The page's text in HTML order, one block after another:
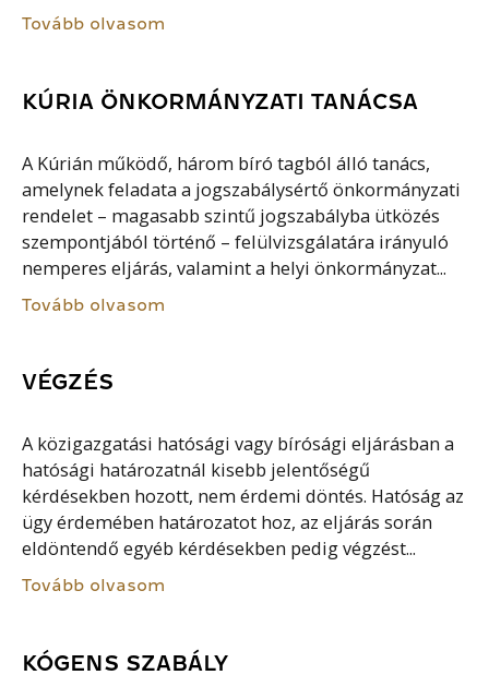
Tovább olvasom
KÚRIA ÖNKORMÁNYZATI TANÁCSA
A Kúrián működő, három bíró tagból álló tanács,
amelynek feladata a jogszabálysértő önkormányzati
rendelet – magasabb szintű jogszabályba ütközés
szempontjából történő – felülvizsgálatára irányuló
nemperes eljárás, valamint a helyi önkormányzat...
Tovább olvasom
VÉGZÉS
A közigazgatási hatósági vagy bírósági eljárásban a
hatósági határozatnál kisebb jelentőségű
kérdésekben hozott, nem érdemi döntés. Hatóság az
ügy érdemében határozatot hoz, az eljárás során
eldöntendő egyéb kérdésekben pedig végzést...
Tovább olvasom
KÓGENS SZABÁLY